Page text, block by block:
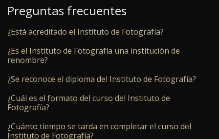
Preguntas frecuentes
¿Está acreditado el Instituto de Fotografía?
¿Es el Instituto de Fotografía una institución de
renombre?
¿Se reconoce el diploma del Instituto de Fotografía?
¿Cuál es el formato del curso del Instituto de
Fotografía?
¿Cuánto tiempo se tarda en completar el curso del
Instituto de Fotografía?